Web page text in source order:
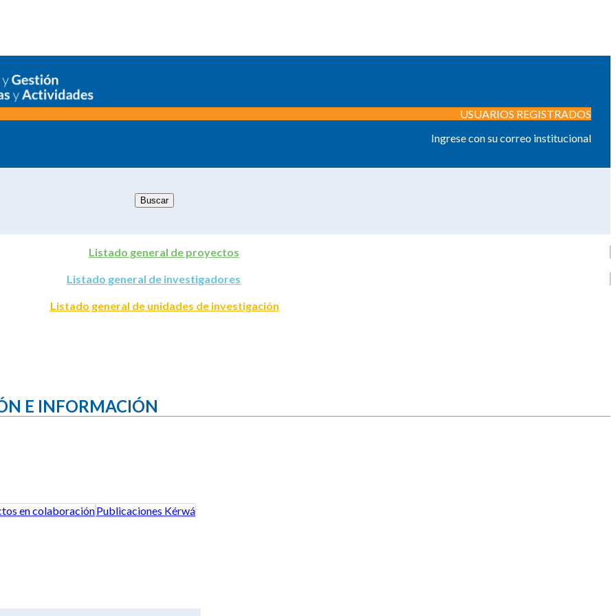
USUARIOS REGISTRADOS
Ingrese con su correo institucional
Listado general de proyectos
Listado general de investigadores
Listado general de unidades de investigación
E INFORMACIÓN
en colaboraciónPublicaciones Kérwá